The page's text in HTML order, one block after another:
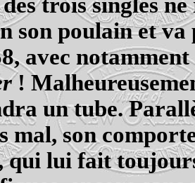
trois singles
son poulain et va
avec
!
un tube.
mal, son
qui lui fait